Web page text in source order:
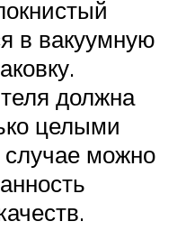
в вакуумную
должна
целыми
можно